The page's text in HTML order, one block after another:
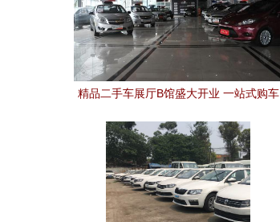
精品二手车展厅B馆盛大开业 一站式购车